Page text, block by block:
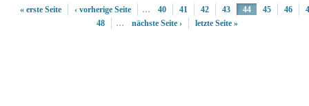
« erste Seite ‹ vorherige Seite … 40 41 42 43 44 45 46
48
… nächste Seite › letzte Seite »